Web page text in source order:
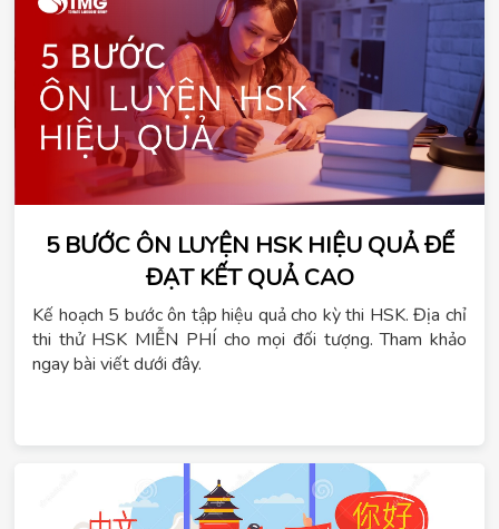
5 BƯỚC ÔN LUYỆN HSK HIỆU QUẢ ĐỂ
ĐẠT KẾT QUẢ CAO
Kế hoạch 5 bước ôn tập hiệu quả cho kỳ thi HSK. Địa chỉ
thi thử HSK MIỄN PHÍ cho mọi đối tượng. Tham khảo
ngay bài viết dưới đây.